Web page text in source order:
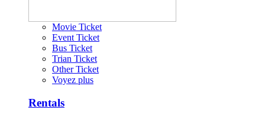
Movie Ticket
Event Ticket
Bus Ticket
Trian Ticket
Other Ticket
Voyez plus
Rentals